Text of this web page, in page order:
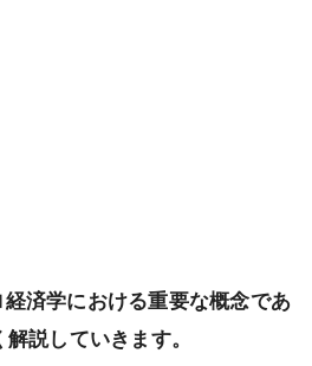
済学における重要な概念であ
説していきます。